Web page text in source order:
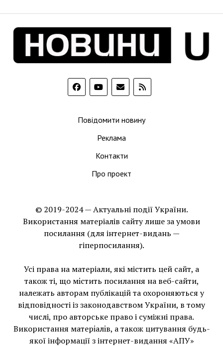
Повідомити новину
Реклама
Контакти
Про проект
© 2019-2024 — Актуальні події України.
Використання матеріалів сайту лише за умови
посилання (для інтернет-видань —
гіперпосилання).
Усі права на матеріали, які містить цей сайт, а
також ті, що мiстить посилання на веб-сайти,
належать авторам публікацій та охороняються у
відповідності із законодавством України, в тому
числі, про авторське право і суміжні права.
Використання матерiалiв, а також цитування будь-
якої інформації з інтернет-видання «АПУ»